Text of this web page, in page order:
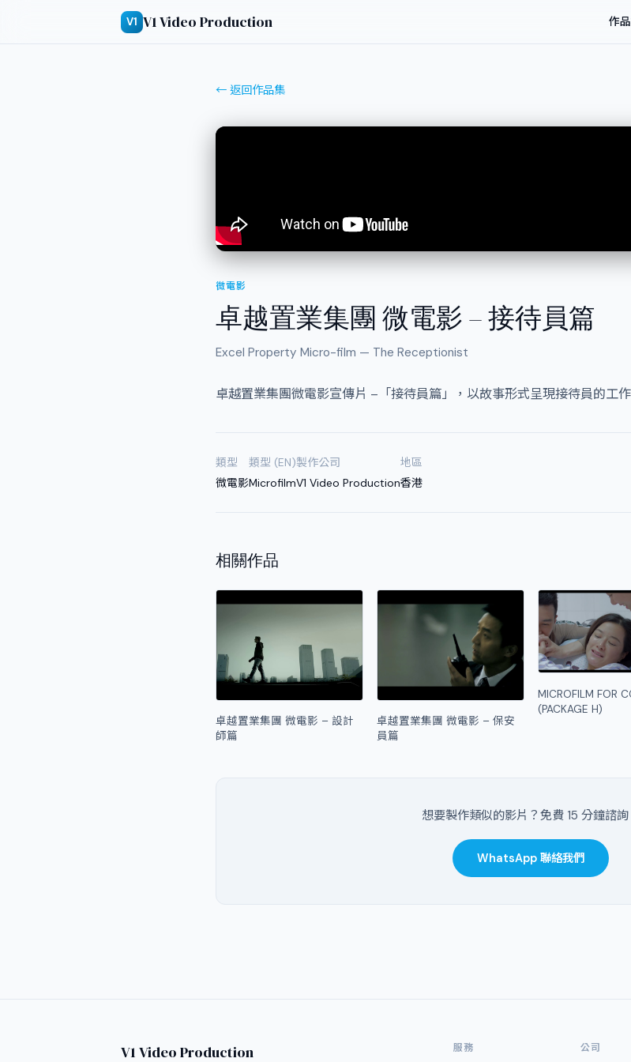
V1 V1 Video Production 作
← 返回作品集
微電影
卓越置業集團 微電影 – 接待員篇
Excel Property Micro-film — The Receptionist
卓越置業集團微電影宣傳片 –「接待員篇」，以故事形式呈現接待員的工作
類型
微電影
類型 (EN)
Microfilm
製作公司
V1 Video Production
地區
香港
相關作品
卓越置業集團 微電影 – 設計
師篇
卓越置業集團 微電影 – 保安
員篇
MICROFILM FOR
(PACKAGE H)
想要製作類似的影片？免費 15 分鐘諮詢
WhatsApp 聯絡我們
V1 Video Production 服務 公司